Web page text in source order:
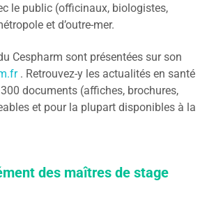
le public (officinaux, biologistes,
et d’outre-mer.
Cespharm sont présentées sur son
. Retrouvez-y les actualités en santé
documents (affiches, brochures,
et pour la plupart disponibles à la
des maîtres de stage